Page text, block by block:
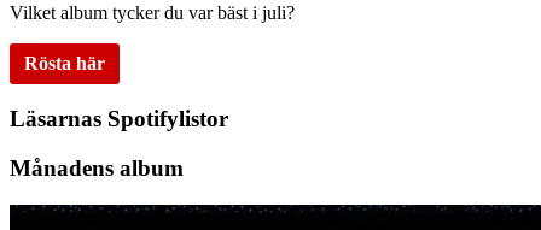
Vilket album tycker du var bäst i juli?
Rösta här
Läsarnas Spotifylistor
Månadens album